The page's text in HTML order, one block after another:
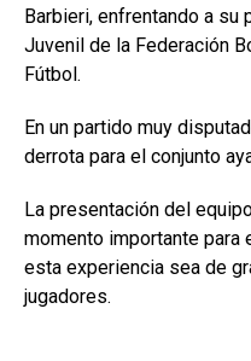
Barbieri, enfrentando a su
Juvenil de la Federación
Fútbol.
En un partido muy
derrota para el conjunto
La presentación del
momento importante para
esta experiencia sea de
jugadores.